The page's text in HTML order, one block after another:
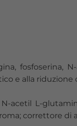
fosfoserina,
e alla
N-acetil L-
correttore di